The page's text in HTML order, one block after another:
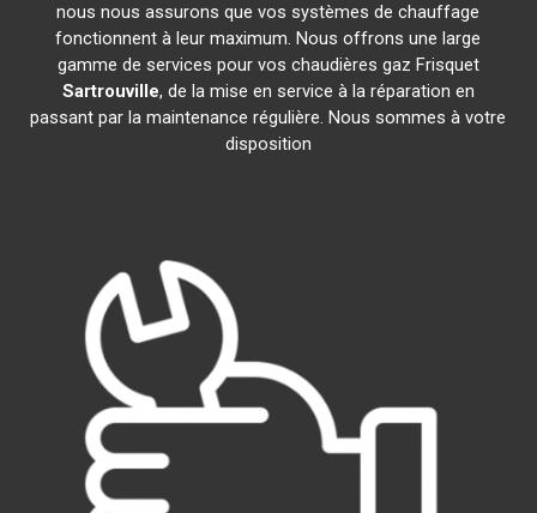
nous nous assurons que vos systèmes de chauffage
fonctionnent à leur maximum. Nous offrons une large
gamme de services pour vos chaudières gaz Frisquet
Sartrouville, de la mise en service à la réparation en
passant par la maintenance régulière. Nous sommes à votre
disposition